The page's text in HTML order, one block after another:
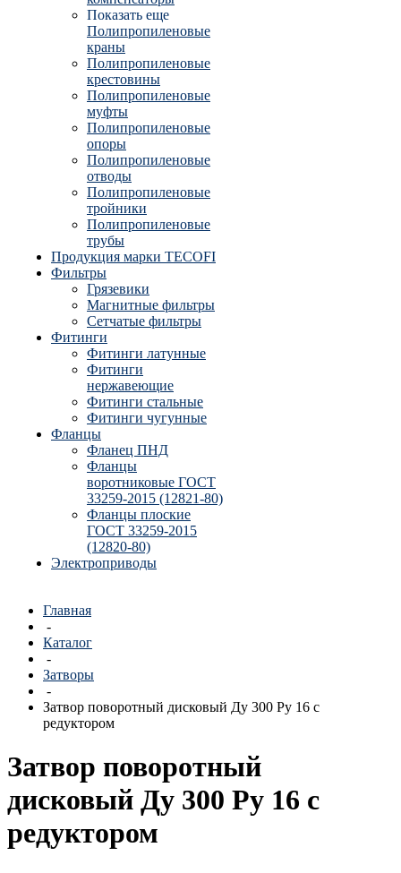
Показать еще
Полипропиленовые
краны
Полипропиленовые
крестовины
Полипропиленовые
муфты
Полипропиленовые
опоры
Полипропиленовые
отводы
Полипропиленовые
тройники
Полипропиленовые
трубы
Продукция марки TECOFI
Фильтры
Грязевики
Магнитные фильтры
Сетчатые фильтры
Фитинги
Фитинги латунные
Фитинги
нержавеющие
Фитинги стальные
Фитинги чугунные
Фланцы
Фланец ПНД
Фланцы
воротниковые ГОСТ
33259-2015 (12821-80)
Фланцы плоские
ГОСТ 33259-2015
(12820-80)
Электроприводы
Главная
-
Каталог
-
Затворы
-
Затвор поворотный дисковый Ду 300 Ру 16 с
редуктором
Затвор поворотный
дисковый Ду 300 Ру 16 с
редуктором